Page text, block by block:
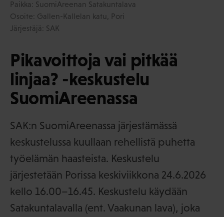
Paikka: SuomiAreenan Satakuntalava
Osoite: Gallen-Kallelan katu, Pori
Järjestäjä: SAK
Pikavoittoja vai pitkää
linjaa? -keskustelu
SuomiAreenassa
SAK:n SuomiAreenassa järjestämässä
keskustelussa kuullaan rehellistä puhetta
työelämän haasteista. Keskustelu
järjestetään Porissa keskiviikkona 24.6.2026
kello 16.00–16.45. Keskustelu käydään
Satakuntalavalla (ent. Vaakunan lava), joka